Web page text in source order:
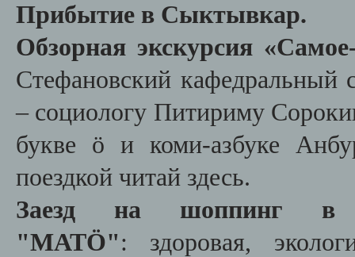
Прибытие в Сыктывкар.
Обзорная экскурсия
Стефановский
– социологу Питириму
букве ö и коми-азбуке
поездкой читай здесь.
Заезд на шоппинг в
"МАТÖ": здоровая,